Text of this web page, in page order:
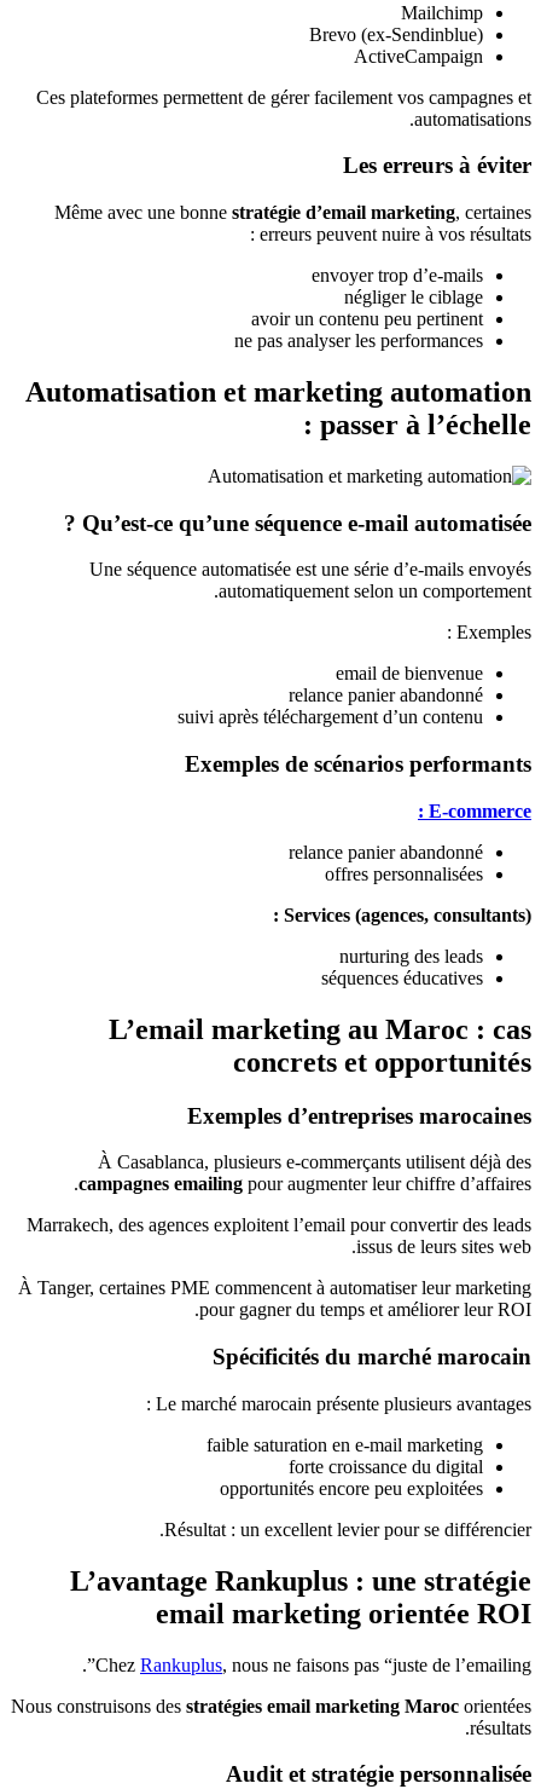
Mailchimp
Brevo (ex-Sendinblue)
ActiveCampaign
Ces plateformes permettent de gérer facilement vos campagnes et
automatisations.
Les erreurs à éviter
Même avec une bonne stratégie d’email marketing, certaines
erreurs peuvent nuire à vos résultats :
envoyer trop d’e-mails
négliger le ciblage
avoir un contenu peu pertinent
ne pas analyser les performances
Automatisation et marketing automation
: passer à l’échelle
Qu’est-ce qu’une séquence e-mail automatisée ?
Une séquence automatisée est une série d’e-mails envoyés
automatiquement selon un comportement.
Exemples :
email de bienvenue
relance panier abandonné
suivi après téléchargement d’un contenu
Exemples de scénarios performants
E-commerce :
relance panier abandonné
offres personnalisées
Services (agences, consultants) :
nurturing des leads
séquences éducatives
L’email marketing au Maroc : cas
concrets et opportunités
Exemples d’entreprises marocaines
À Casablanca, plusieurs e-commerçants utilisent déjà des
campagnes emailing pour augmenter leur chiffre d’affaires.
Marrakech, des agences exploitent l’email pour convertir des leads
issus de leurs sites web.
À Tanger, certaines PME commencent à automatiser leur marketing
pour gagner du temps et améliorer leur ROI.
Spécificités du marché marocain
Le marché marocain présente plusieurs avantages :
faible saturation en e-mail marketing
forte croissance du digital
opportunités encore peu exploitées
Résultat : un excellent levier pour se différencier.
L’avantage Rankuplus : une stratégie
email marketing orientée ROI
Chez Rankuplus, nous ne faisons pas “juste de l’emailing”.
Nous construisons des stratégies email marketing Maroc orientées
résultats.
Audit et stratégie personnalisée